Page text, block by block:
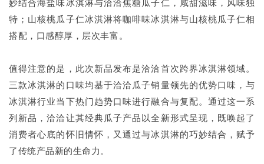
特；山核桃瓜子仁冰淇淋将咖啡味冰淇淋与山核桃瓜子仁相
搭配，口感醇厚，层次丰富。
值得注意的是，此次新品发布是洽洽首次跨界冰淇淋领域。
三款冰淇淋的口味均基于洽洽瓜子销量领先的优势口味，与
冰淇淋行业当下热门趋势口味进行融合与复配。通过这一系
列新品，洽洽让其经典瓜子产品以全新形式呈现，既唤起了
消费者心底的怀旧情怀，又通过与冰淇淋的巧妙结合，赋予
了传统产品新的生命力。